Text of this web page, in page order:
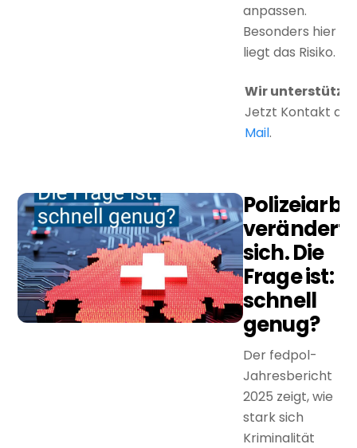
anpassen.
Besonders hier
liegt das Risiko.
Wir
Jetzt Kontakt
Mail.
verändert
sich. Die
Frage ist:
schnell
genug?
Der fedpol-
Jahresbericht
2025 zeigt, wie
stark sich
Kriminalität